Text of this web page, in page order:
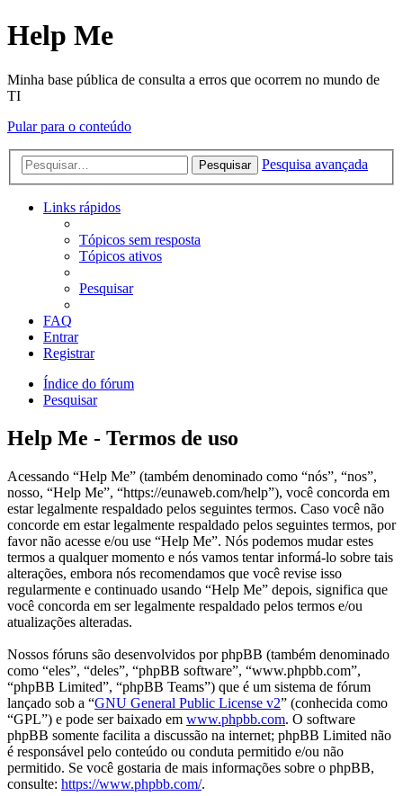
Help Me
Minha base pública de consulta a erros que ocorrem no mundo de
TI
Pular para o conteúdo
Pesquisar Pesquisa avançada
Links rápidos
Tópicos sem resposta
Tópicos ativos
Pesquisar
FAQ
Entrar
Registrar
Índice do fórum
Pesquisar
Help Me - Termos de uso
Acessando “Help Me” (também denominado como “nós”, “nos”,
nosso, “Help Me”, “https://eunaweb.com/help”), você concorda em
estar legalmente respaldado pelos seguintes termos. Caso você não
concorde em estar legalmente respaldado pelos seguintes termos, por
favor não acesse e/ou use “Help Me”. Nós podemos mudar estes
termos a qualquer momento e nós vamos tentar informá-lo sobre tais
alterações, embora nós recomendamos que você revise isso
regularmente e continuado usando “Help Me” depois, significa que
você concorda em ser legalmente respaldado pelos termos e/ou
atualizações alteradas.
Nossos fóruns são desenvolvidos por phpBB (também denominado
como “eles”, “deles”, “phpBB software”, “www.phpbb.com”,
“phpBB Limited”, “phpBB Teams”) que é um sistema de fórum
lançado sob a “GNU General Public License v2” (conhecida como
“GPL”) e pode ser baixado em www.phpbb.com. O software
phpBB somente facilita a discussão na internet; phpBB Limited não
é responsável pelo conteúdo ou conduta permitido e/ou não
permitido. Se você gostaria de mais informações sobre o phpBB,
consulte: https://www.phpbb.com/.